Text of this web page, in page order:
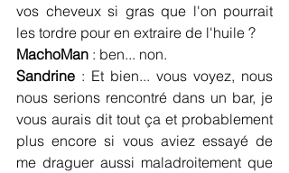
vos cheveux si gras que l'on pourrait
les tordre pour en extraire de l'huile ?
MachoMan : ben... non.
Sandrine : Et bien... vous voyez, nous
nous serions rencontré dans un bar, je
vous aurais dit tout ça et probablement
plus encore si vous aviez essayé de
me draguer aussi maladroitement que